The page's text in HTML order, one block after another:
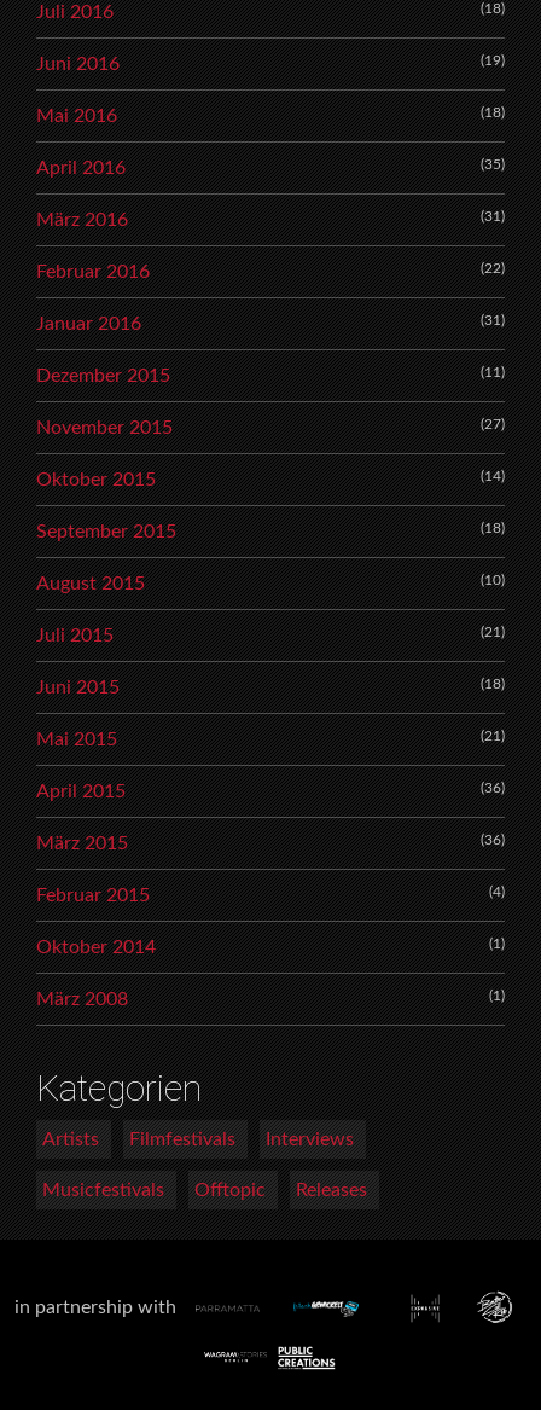
Juli 2016 (18)
Juni 2016 (19)
Mai 2016 (18)
April 2016 (35)
März 2016 (31)
Februar 2016 (22)
Januar 2016 (31)
Dezember 2015 (11)
November 2015 (27)
Oktober 2015 (14)
September 2015 (18)
August 2015 (10)
Juli 2015 (21)
Juni 2015 (18)
Mai 2015 (21)
April 2015 (36)
März 2015 (36)
Februar 2015 (4)
Oktober 2014 (1)
März 2008 (1)
Kategorien
Artists Filmfestivals Interviews
Musicfestivals Offtopic Releases
in partnership with